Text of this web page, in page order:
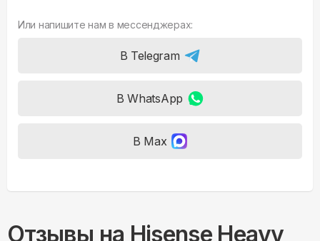
Или напишите нам в мессенджерах:
В Telegram
В WhatsApp
В Max
Отзывы на Hisense Heavy